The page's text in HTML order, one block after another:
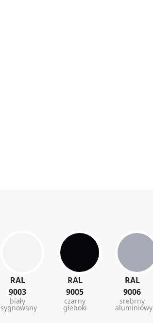
RAL
9003
biały
sygnowany
RAL
9005
czarny
głeboki
RAL
9006
srebrny
aluminiowy